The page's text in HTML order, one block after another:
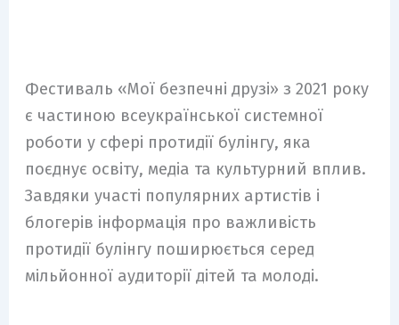
Фестиваль «Мої безпечні друзі» з 2021 року
є частиною всеукраїнської системної
роботи у сфері протидії булінгу, яка
поєднує освіту, медіа та культурний вплив.
Завдяки участі популярних артистів і
блогерів інформація про важливість
протидії булінгу поширюється серед
мільйонної аудиторії дітей та молоді.